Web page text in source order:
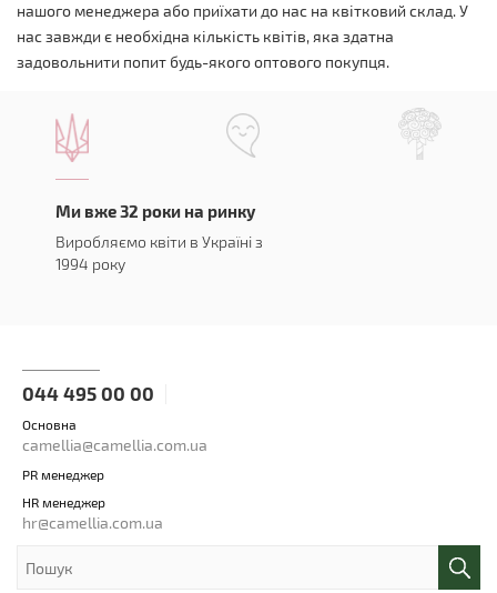
нашого менеджера або приїхати до нас на квітковий склад. У
нас завжди є необхідна кількість квітів, яка здатна
задовольнити попит будь-якого оптового покупця.
Ми вже 32 роки на ринку
Виробляємо квіти в Україні з
1994 року
044 495 00 00
Основна
camellia@camellia.com.ua
PR менеджер
HR менеджер
hr@camellia.com.ua